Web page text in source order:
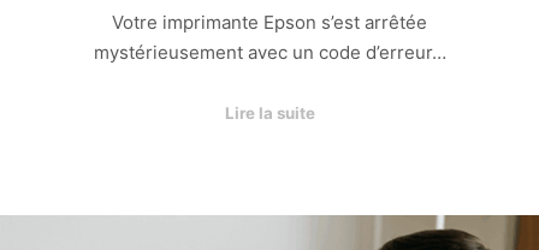
Votre imprimante Epson s’est arrêtée
mystérieusement avec un code d’erreur…
Lire la suite